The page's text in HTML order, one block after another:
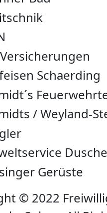
© 2022